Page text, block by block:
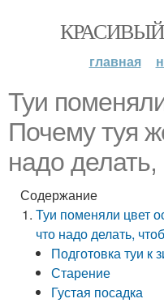
главная
Туи
Почему туя
надо
Содержание
Туи поменяли цвет
что надо делать,
Подготовка туи к
Старение
Густая посадка